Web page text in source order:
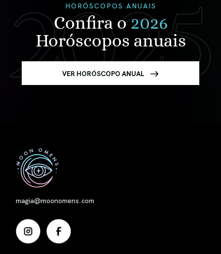
HORÓSCOPOS ANUAIS
Confira o2026
Horóscopos anuais
VER HORÓSCOPO ANUAL
magia@moonomens.com
Nome